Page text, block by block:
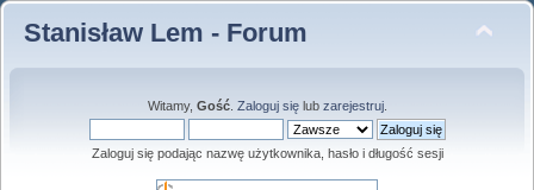
Stanisław Lem - Forum
Witamy, Gość. Zaloguj sięlub zarejestruj.
Zaloguj się podając nazwę użytkownika, hasło i długość sesji